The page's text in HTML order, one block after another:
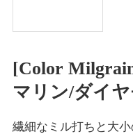
[Color
マリン/ダイ
繊細なミル打ちと大